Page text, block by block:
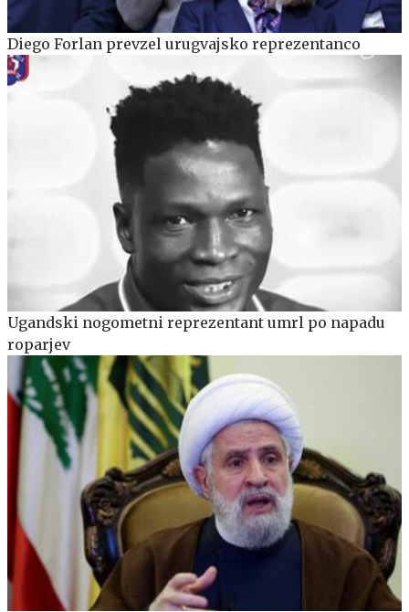
Diego Forlan prevzel urugvajsko reprezentanco
Ugandski nogometni reprezentant umrl po napadu
roparjev